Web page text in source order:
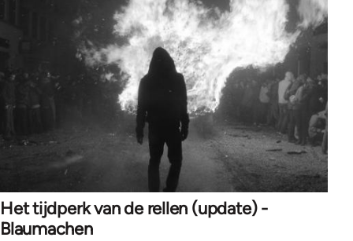
Het tijdperk van de rellen (update) -
Blaumachen